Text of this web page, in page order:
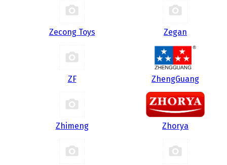
Zecong Toys Zegan
ZF ZhengGuang
Zhimeng Zhorya